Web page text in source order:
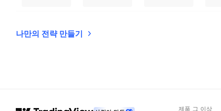
나만의 전략 만들기
제품 그 이상